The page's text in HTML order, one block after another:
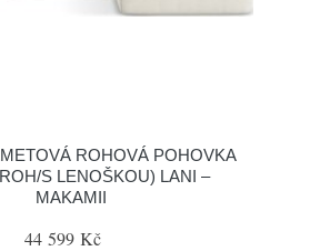
ROHOVÁ POHOVKA
S LENOŠKOU) LANI –
MAKAMII
44 599 Kč